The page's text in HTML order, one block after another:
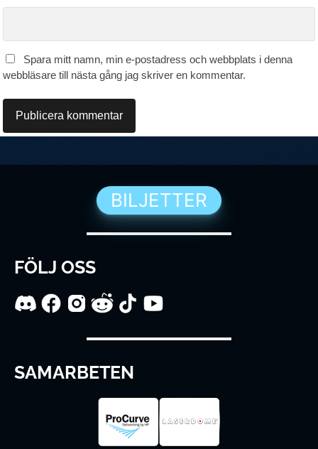
Spara mitt namn, min e-postadress och webbplats i denna
webbläsare till nästa gång jag skriver en kommentar.
BILJETTER
FÖLJ OSS
SAMARBETEN